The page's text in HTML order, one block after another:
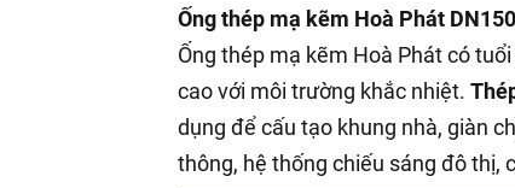
Ống thép mạ kẽm Hoà Phát DN150
Ống thép mạ kẽm Hoà Phát có
cao với môi trường khắc nhiệt.
dụng để cấu tạo khung nhà, giàn
thông, hệ thống chiếu sáng đô thị,